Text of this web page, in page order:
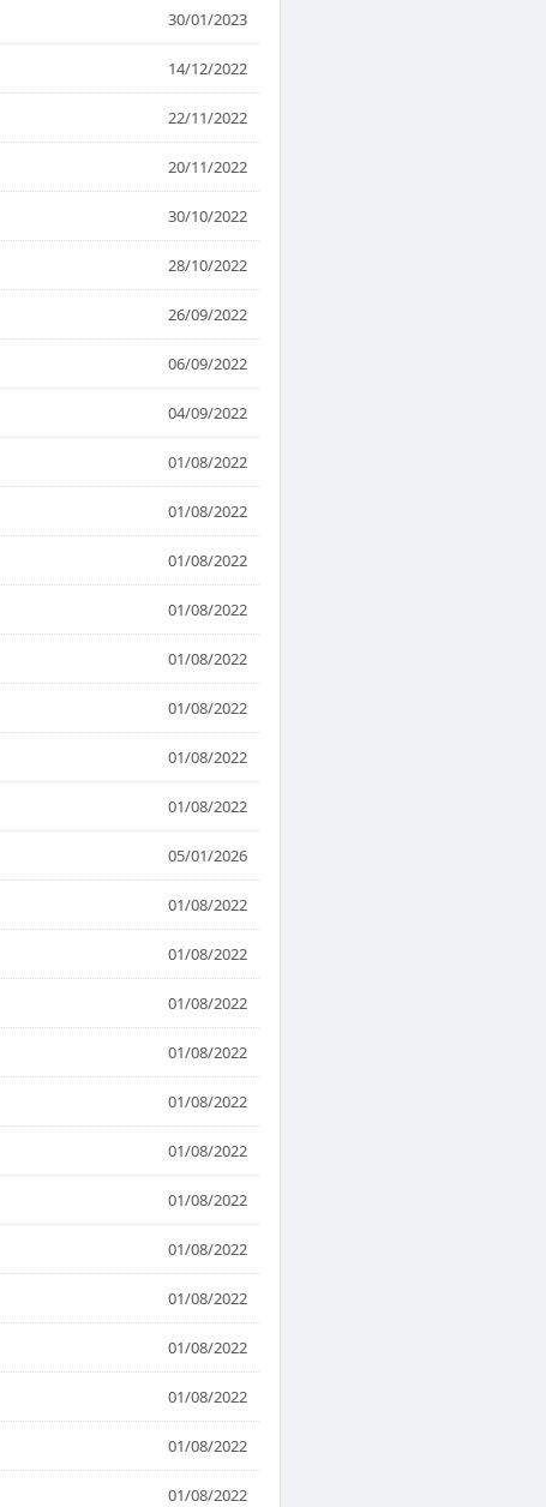
30/01/2023
14/12/2022
22/11/2022
20/11/2022
30/10/2022
28/10/2022
26/09/2022
06/09/2022
04/09/2022
01/08/2022
01/08/2022
01/08/2022
01/08/2022
01/08/2022
01/08/2022
01/08/2022
01/08/2022
05/01/2026
01/08/2022
01/08/2022
01/08/2022
01/08/2022
01/08/2022
01/08/2022
01/08/2022
01/08/2022
01/08/2022
01/08/2022
01/08/2022
01/08/2022
01/08/2022